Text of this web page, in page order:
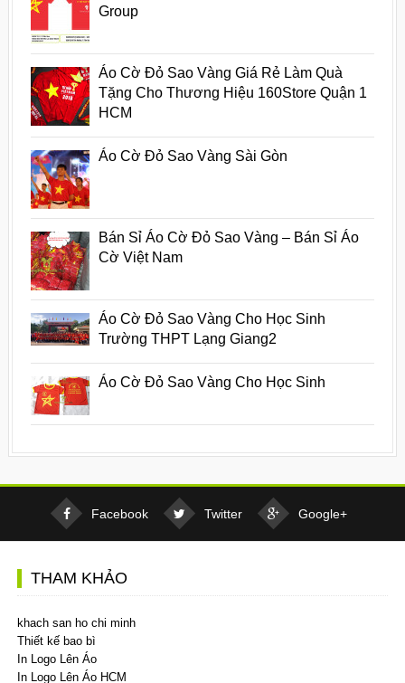
Group
Áo Cờ Đỏ Sao Vàng Giá Rẻ Làm Quà
Tặng Cho Thương Hiệu 160Store Quận 1
HCM
Áo Cờ Đỏ Sao Vàng Sài Gòn
Bán Sỉ Áo Cờ Đỏ Sao Vàng – Bán Sỉ Áo
Cờ Việt Nam
Áo Cờ Đỏ Sao Vàng Cho Học Sinh
Trường THPT Lạng Giang2
Áo Cờ Đỏ Sao Vàng Cho Học Sinh
Facebook Twitter Google+
THAM KHẢO
khach san ho chi minh
Thiết kế bao bì
In Logo Lên Áo
In Logo Lên Áo HCM